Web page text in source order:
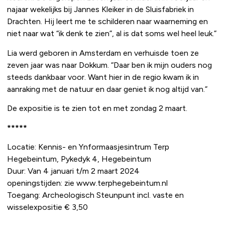
najaar wekelijks bij Jannes Kleiker in de Sluisfabriek in
Drachten. Hij leert me te schilderen naar waarneming en
niet naar wat “ik denk te zien”, al is dat soms wel heel leuk.”
Lia werd geboren in Amsterdam en verhuisde toen ze
zeven jaar was naar Dokkum. “Daar ben ik mijn ouders nog
steeds dankbaar voor. Want hier in de regio kwam ik in
aanraking met de natuur en daar geniet ik nog altijd van.”
De expositie is te zien tot en met zondag 2 maart.
*****
Locatie: Kennis- en Ynformaasjesintrum Terp
Hegebeintum, Pykedyk 4, Hegebeintum
Duur: Van 4 januari t/m 2 maart 2024
openingstijden: zie www.terphegebeintum.nl
Toegang: Archeologisch Steunpunt incl. vaste en
wisselexpositie € 3,50